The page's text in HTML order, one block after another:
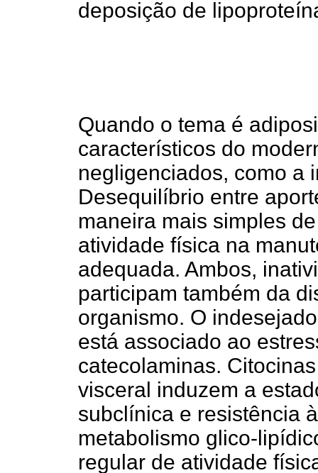
deposição de
Quando o tema é
característicos do
negligenciados, como a
Desequilíbrio entre
maneira mais simples
atividade física na
adequada. Ambos,
participam também da
organismo. O
está associado ao
catecolaminas.
visceral induzem a
subclínica e resistência
metabolismo glico-
regular de atividade